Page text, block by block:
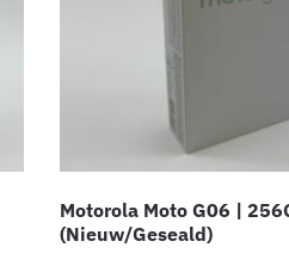
Motorola Moto G06 |
(Nieuw/Geseald)